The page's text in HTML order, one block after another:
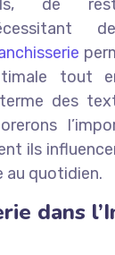
de
tout
des
ils
au quotidien.
dans